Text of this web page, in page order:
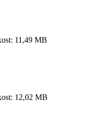
11,49 MB
12,02 MB